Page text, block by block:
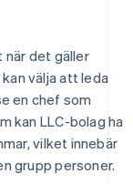
när det gäller
välja att leda
en chef som
kan LLC-bolag ha
vilket innebär
grupp personer.